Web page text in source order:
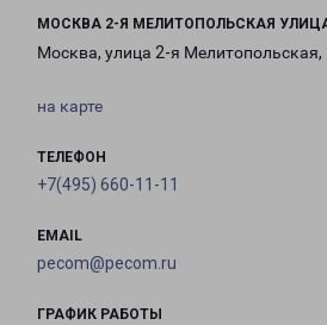
МОСКВА 2-Я МЕЛИТОПОЛЬСКАЯ
Москва, улица 2-я Мелитопольская,
на карте
ТЕЛЕФОН
+7(495) 660-11-11
EMAIL
pecom@pecom.ru
ГРАФИК РАБОТЫ